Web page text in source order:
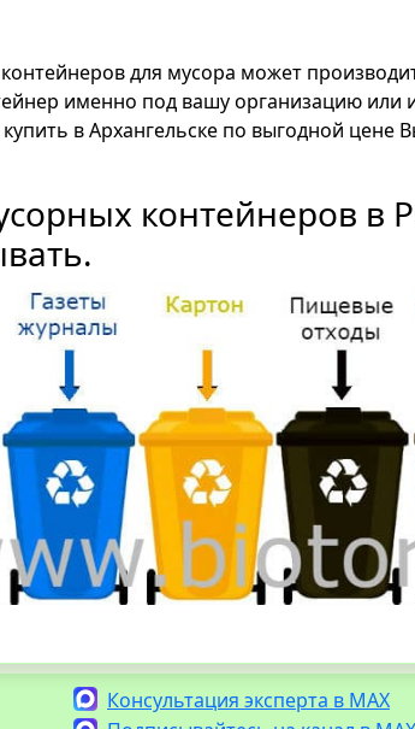
для мусора может
именно под вашу организацию или
в Архангельске по выгодной цене
контейнеров в
Консультация эксперта в MAX